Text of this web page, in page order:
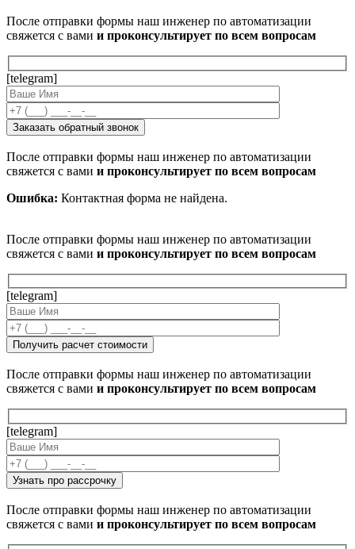
После отправки формы наш инженер по автоматизации
свяжется с вами и проконсультирует по всем вопросам
[telegram]
После отправки формы наш инженер по автоматизации
свяжется с вами и проконсультирует по всем вопросам
Ошибка: Контактная форма не найдена.
После отправки формы наш инженер по автоматизации
свяжется с вами и проконсультирует по всем вопросам
[telegram]
После отправки формы наш инженер по автоматизации
свяжется с вами и проконсультирует по всем вопросам
[telegram]
После отправки формы наш инженер по автоматизации
свяжется с вами и проконсультирует по всем вопросам